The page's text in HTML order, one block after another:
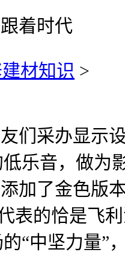
着时代
材知识 >
采办显示
乐音，做
加了金色版
表的恰是飞
“中坚力量